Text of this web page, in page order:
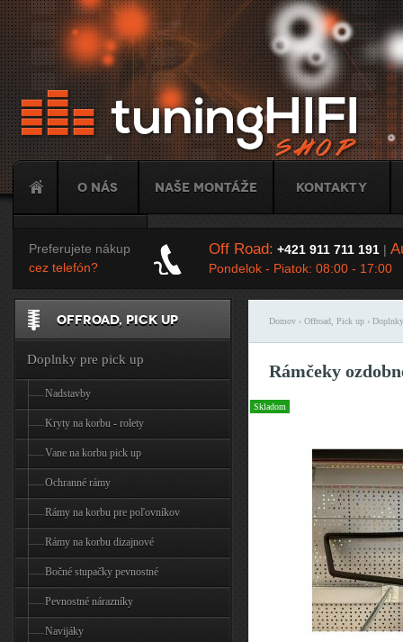
O nás Naše montáže Kontakty
Tuning
Preferujete nákup
cez telefón?
Off Road: +421 911 711 191|
Pondelok - Piatok: 08:00 - 17:00
Domov› Offroad, Pick up›
Rámčeky
Skladom
OFFROAD, PICK UP
Doplnky pre pick up
Nadstavby
Kryty na korbu - rolety
Vane na korbu pick up
Ochranné rámy
Rámy na korbu pre poľovníkov
Rámy na korbu dizajnové
Bočné stupačky pevnostné
Pevnostné nárazníky
Navijáky